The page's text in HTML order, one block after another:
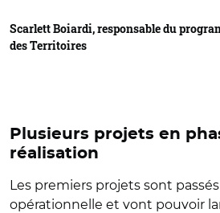
Scarlett Boiardi, responsable du
des Territoires
Plusieurs projets en
réalisation
Les premiers projets sont
opérationnelle et vont pouvoir